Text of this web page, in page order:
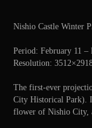
Nishio Castle Winter
Period: February 11 –
Resolution:
The first-ever
City Historical Park).
flower of Nishio City,